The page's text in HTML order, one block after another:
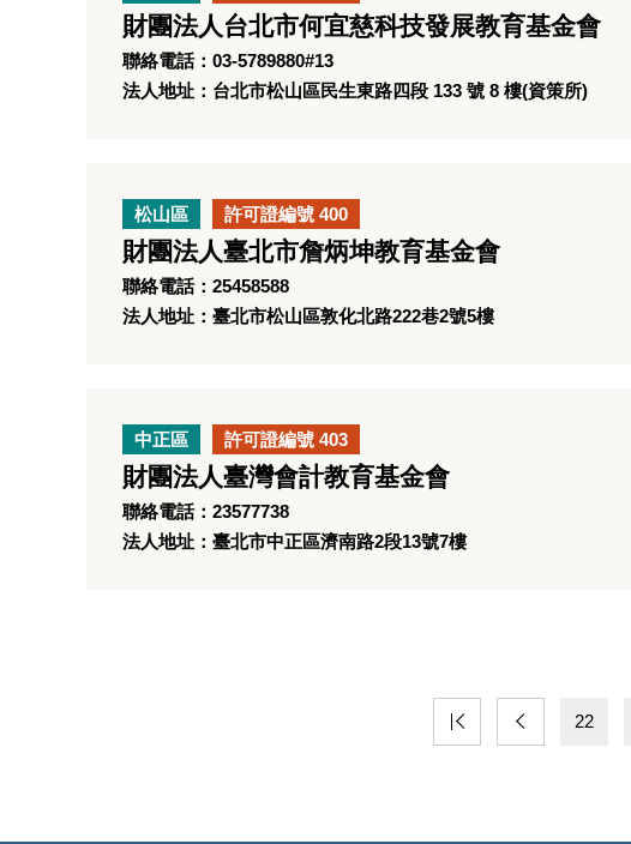
財團法人台北市何宜慈科技發展教育基金會
聯絡電話：03-5789880#13
法人地址：台北市松山區民生東路四段 133 號 8 樓(資策所)
松山區 許可證編號 400
財團法人臺北市詹炳坤教育基金會
聯絡電話：25458588
法人地址：臺北市松山區敦化北路222巷2號5樓
中正區 許可證編號 403
財團法人臺灣會計教育基金會
聯絡電話：23577738
法人地址：臺北市中正區濟南路2段13號7樓
22